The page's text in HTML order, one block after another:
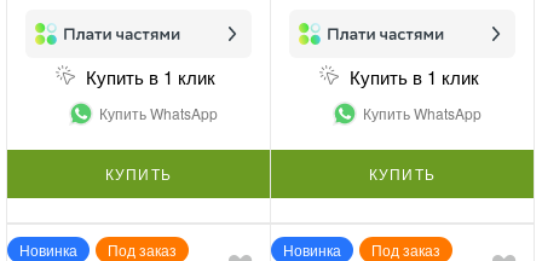
Купить в 1 клик
Купить WhatsApp
КУПИТЬ
Купить в 1 клик
Купить WhatsApp
КУПИТЬ
Новинка Под заказ Новинка Под заказ